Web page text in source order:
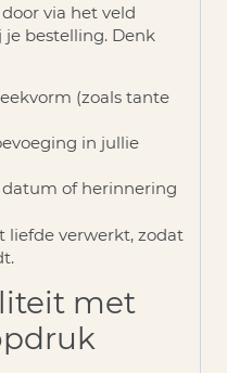
via het veld
je bestelling. Denk
(zoals tante
in jullie
datum of herinnering
liefde verwerkt, zodat
met